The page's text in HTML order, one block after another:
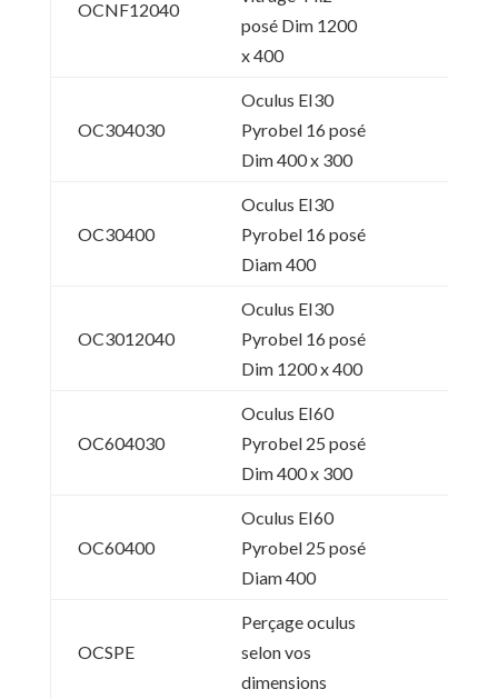
OCNF12040
posé Dim 1200
x 400
OC304030
Oculus EI30
Pyrobel 16 posé
Dim 400 x 300
OC30400
Oculus EI30
Pyrobel 16 posé
Diam 400
OC3012040
Oculus EI30
Pyrobel 16 posé
Dim 1200 x 400
OC604030
Oculus EI60
Pyrobel 25 posé
Dim 400 x 300
OC60400
Oculus EI60
Pyrobel 25 posé
Diam 400
OCSPE
Perçage oculus
selon vos
dimensions